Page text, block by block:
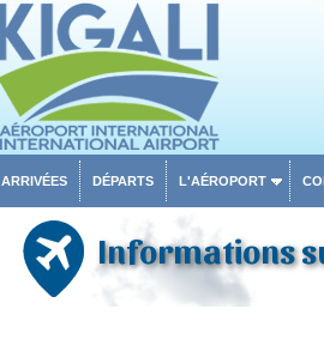
ARRIVÉES DÉPARTS L'AÉROPORT
Informations